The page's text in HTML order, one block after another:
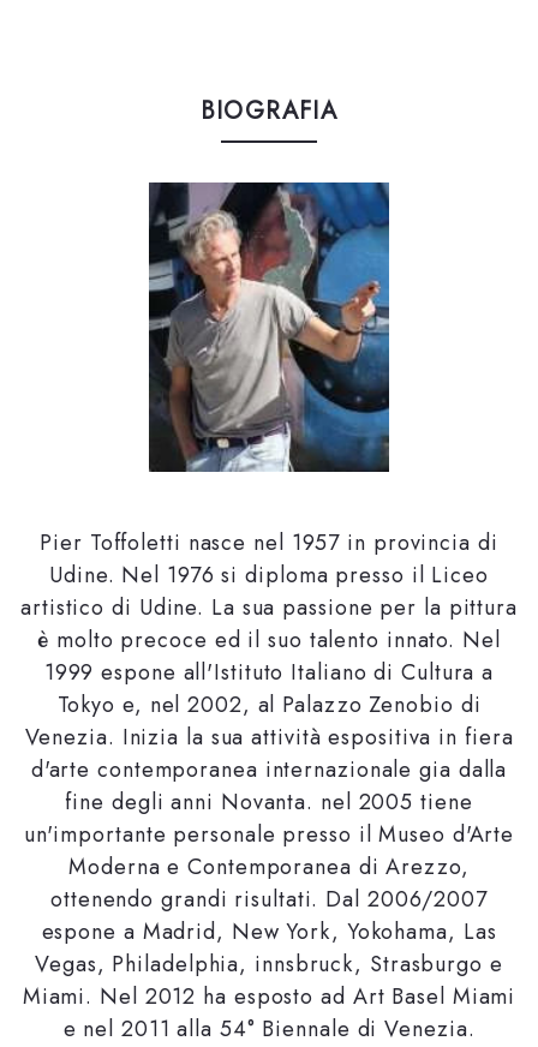
BIOGRAFIA
Pier Toffoletti nasce nel 1957 in provincia di
Udine. Nel 1976 si diploma presso il Liceo
artistico di Udine. La sua passione per la pittura
è molto precoce ed il suo talento innato. Nel
1999 espone all'Istituto Italiano di Cultura a
Tokyo e, nel 2002, al Palazzo Zenobio di
Venezia. Inizia la sua attività espositiva in fiera
d'arte contemporanea internazionale gia dalla
fine degli anni Novanta. nel 2005 tiene
un'importante personale presso il Museo d'Arte
Moderna e Contemporanea di Arezzo,
ottenendo grandi risultati. Dal 2006/2007
espone a Madrid, New York, Yokohama, Las
Vegas, Philadelphia, innsbruck, Strasburgo e
Miami. Nel 2012 ha esposto ad Art Basel Miami
e nel 2011 alla 54° Biennale di Venezia.